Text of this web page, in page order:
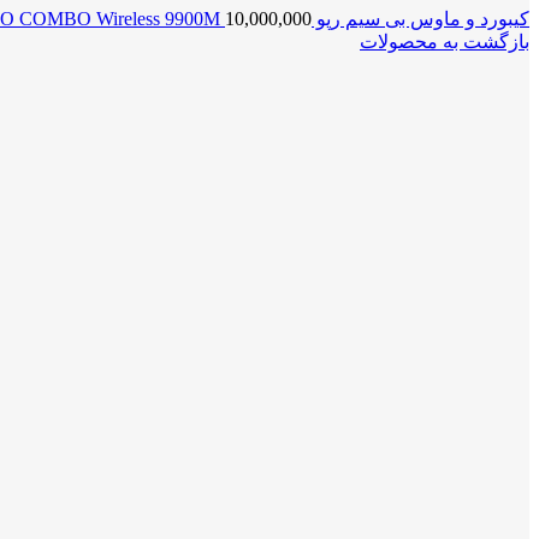
کیبورد و ماوس بی سیم رپو RAPOO COMBO Wireless 9900M 10,000,000
بازگشت به محصولات